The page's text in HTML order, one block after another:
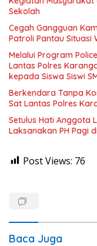
Sekolah
Cegah Gangguan
Patroli Pantau Situasi
Melalui Program
Lantas Polres
kepada Siswa Siswi
Berkendara Tanpa
Sat Lantas Polres
Setulus Hati Anggota
Laksanakan PH Pagi
Post Views: 76
Baca Juga